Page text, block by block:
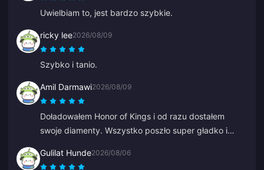
Uwielbiam to, jest bardzo szybkie.
ricky lee2026/08/09
Szybko i tanio.
Amil Darmawi2026/08/09
Doładowałem Honor of Kings i od razu dostałem
swoje diamenty. Wszystko poszło super gładko i
Gulilat Hunde2026/08/06